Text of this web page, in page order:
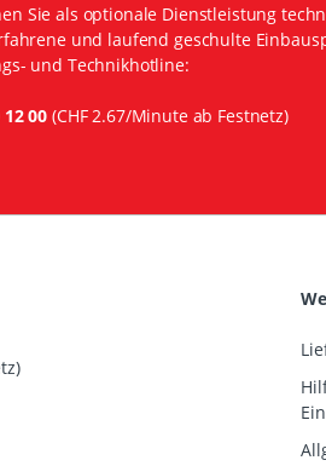
Sie als optionale Dienstleistung
und laufend geschulte
und Technikhotline:
12 00 (CHF 2.67/Minute ab Festnetz)